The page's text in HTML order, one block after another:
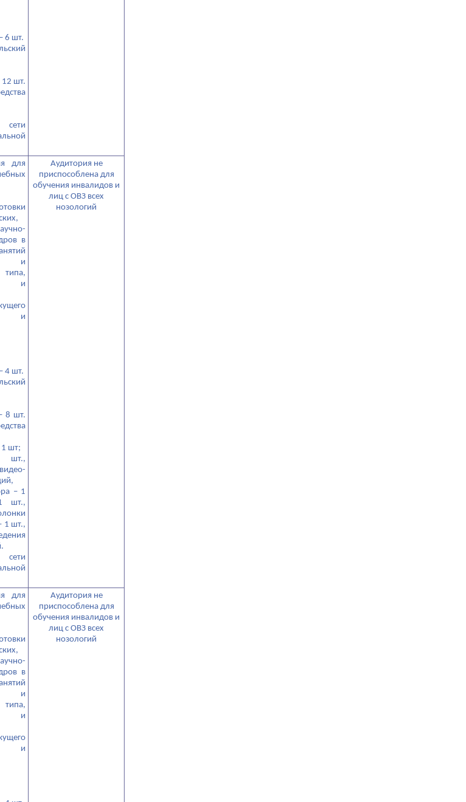
6 шт.
12 шт.
для
в
и
и
и
4 шт.
8 шт.
1 шт;
– 1
шт.,
1 шт.,
Аудитория не
приспособлена для
обучения инвалидов и
лиц с ОВЗ всех
нозологий
для
в
и
и
и
Аудитория не
приспособлена для
обучения инвалидов и
лиц с ОВЗ всех
нозологий